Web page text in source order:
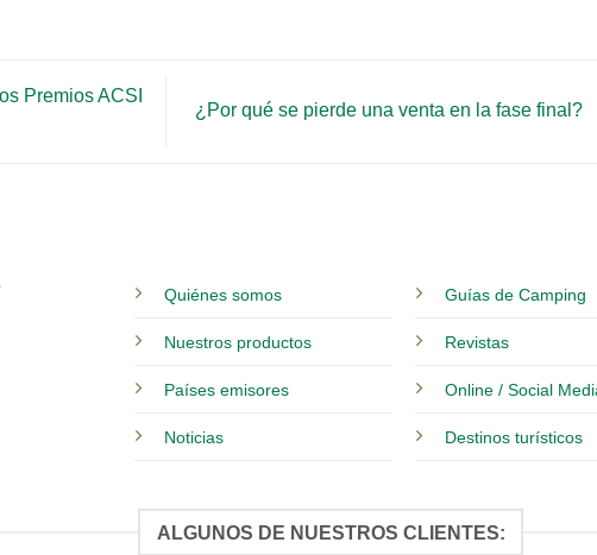
Premios ACSI
¿Por qué se pierde una venta en la fase final?
Quiénes somos
Nuestros productos
Países emisores
Noticias
Guías de Camping
Revistas
Online / Social
Destinos turísticos
ALGUNOS DE NUESTROS CLIENTES: